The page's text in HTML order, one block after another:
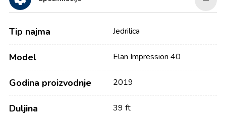
Tip najma Jedrilica
Model Elan Impression 40
Godina proizvodnje 2019
Duljina 39 ft